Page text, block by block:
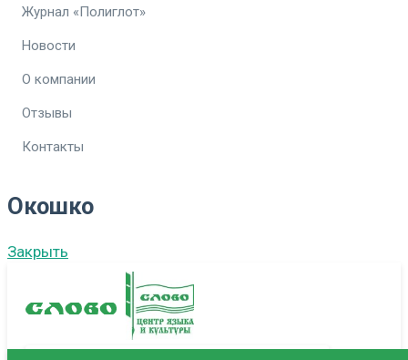
Журнал «Полиглот»
Новости
О компании
Отзывы
Контакты
Окошко
Закрыть